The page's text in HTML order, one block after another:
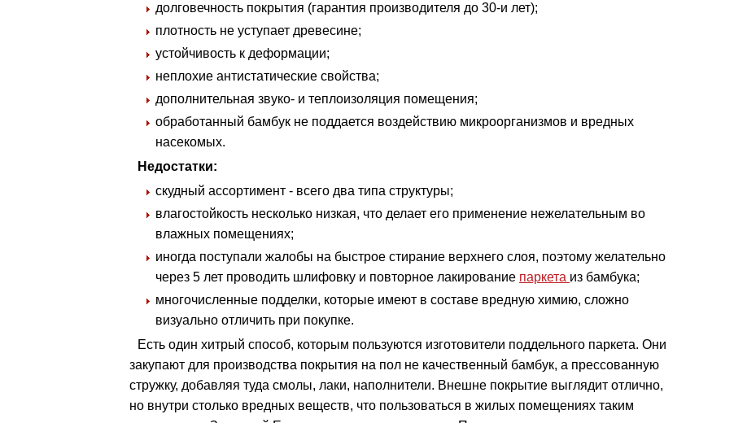
долговечность покрытия (гарантия производителя до 30-и лет);
плотность не уступает древесине;
устойчивость к деформации;
неплохие антистатические свойства;
дополнительная звуко- и теплоизоляция помещения;
обработанный бамбук не поддается воздействию микроорганизмов и вредных
насекомых.
Недостатки:
скудный ассортимент - всего два типа структуры;
влагостойкость несколько низкая, что делает его применение нежелательным во
влажных помещениях;
иногда поступали жалобы на быстрое стирание верхнего слоя, поэтому желательно
через 5 лет проводить шлифовку и повторное лакирование паркета из бамбука;
многочисленные подделки, которые имеют в составе вредную химию, сложно
визуально отличить при покупке.
Есть один хитрый способ, которым пользуются изготовители поддельного паркета. Они
закупают для производства покрытия на пол не качественный бамбук, а прессованную
стружку, добавляя туда смолы, лаки, наполнители. Внешне покрытие выглядит отлично,
но внутри столько вредных веществ, что пользоваться в жилых помещениях таким